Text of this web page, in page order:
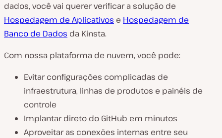
dados, você vai querer verificar a solução de
Hospedagem de Aplicativos e Hospedagem de
Banco de Dados da Kinsta.
Com nossa plataforma de nuvem, você pode:
Evitar configurações complicadas de
infraestrutura, linhas de produtos e painéis de
controle
Implantar direto do GitHub em minutos
Aproveitar as conexões internas entre seu